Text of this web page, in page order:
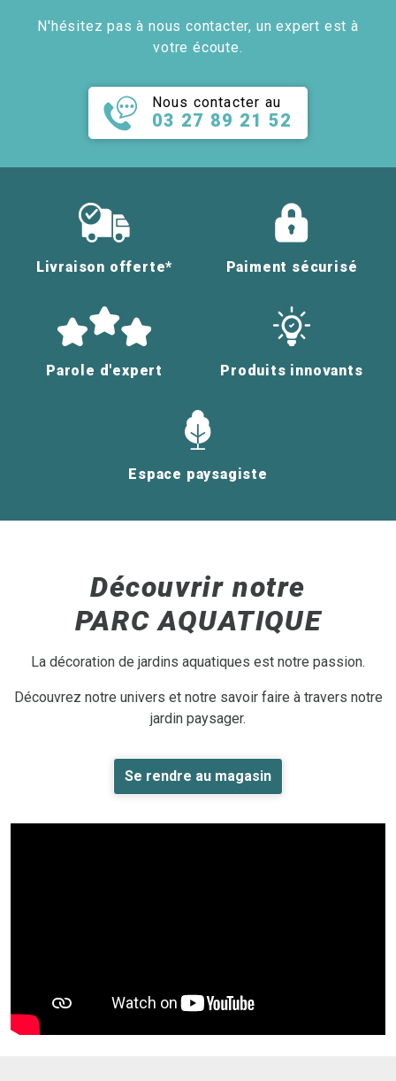
N'hésitez pas à nous contacter, un expert est à
votre écoute.
Nous contacter au
03 27 89 21 52
Livraison offerte* Paiment sécurisé
Parole d'expert Produits innovants
Espace paysagiste
Découvrir notre
PARC AQUATIQUE
La décoration de jardins aquatiques est notre passion.
Découvrez notre univers et notre savoir faire à travers notre
jardin paysager.
Se rendre au magasin